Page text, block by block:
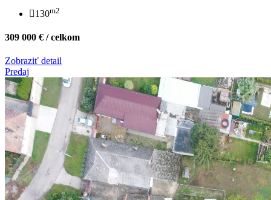
130m2
309 000 € / celkom
Zobraziť detail
Predaj